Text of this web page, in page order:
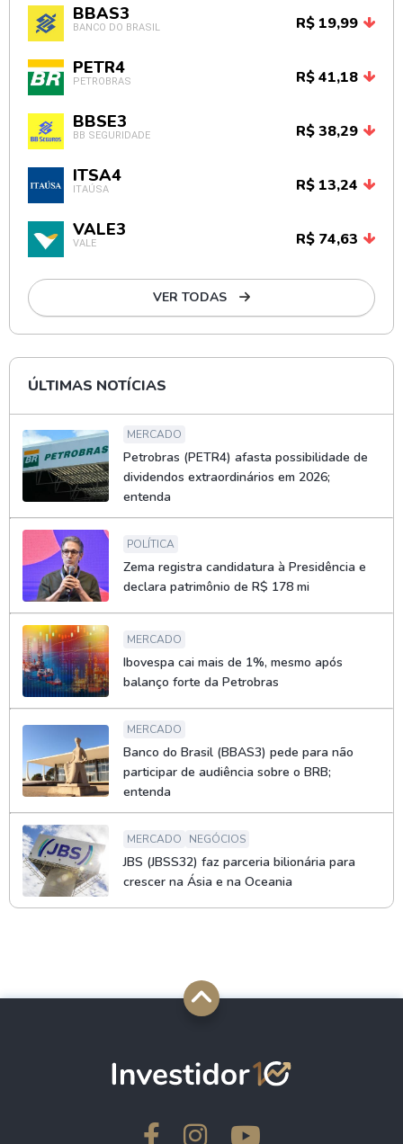
BBAS3
BANCO DO BRASIL R$ 19,99
PETR4
PETROBRAS R$ 41,18
BBSE3
BB SEGURIDADE R$ 38,29
ITSA4
ITAÚSA R$ 13,24
VALE3
VALE R$ 74,63
VER TODAS
ÚLTIMAS NOTÍCIAS
MERCADO
Petrobras (PETR4) afasta possibilidade de
dividendos extraordinários em 2026;
entenda
POLÍTICA
Zema registra candidatura à Presidência e
declara patrimônio de R$ 178 mi
MERCADO
Ibovespa cai mais de 1%, mesmo após
balanço forte da Petrobras
MERCADO
Banco do Brasil (BBAS3) pede para não
participar de audiência sobre o BRB;
entenda
MERCADO NEGÓCIOS
JBS (JBSS32) faz parceria bilionária para
crescer na Ásia e na Oceania